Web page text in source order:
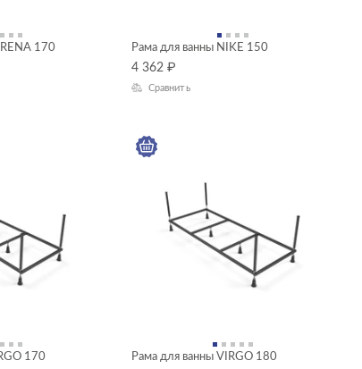
170 Рама для ванны NIKE 150
4 362 ₽
Сравнить
170 Рама для ванны VIRGO 180